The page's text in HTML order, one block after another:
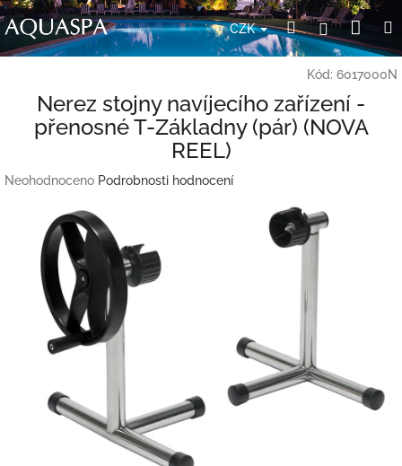
Přejít
na
obsah
CZK HledatPřihlášení
Kód: 6017000N
Nerez stojny navíjecího zařízení -
přenosné T-Základny (pár) (NOVA
REEL)
Průměrné
produktu
hvězdiček.
Neohodnoceno Podrobnosti hodnocení